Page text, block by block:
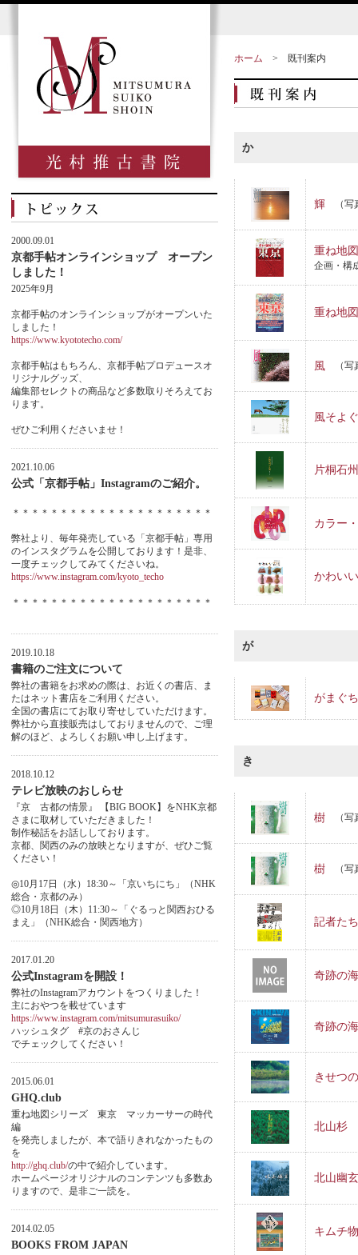
ホーム > 既刊案内
か
輝 （
重ね地
企画・構
重ね地
風 （
風そよ
片桐石
カラー
かわい
が
がまぐ
き
樹 （
樹 （
記者た
奇跡の海
奇跡の
きせつ
北山杉
北山幽
キムチ
2000.09.01
京都手帖オンラインショップ オープン
しました！
2025年9月
京都手帖のオンラインショップがオープンいた
しました！
https://www.kyototecho.com/
京都手帖はもちろん、京都手帖プロデュースオ
リジナルグッズ、
編集部セレクトの商品など多数取りそろえてお
ります。
ぜひご利用くださいませ！
2021.10.06
公式「京都手帖」Instagramのご紹介。
＊＊＊＊＊＊＊＊＊＊＊＊＊＊＊＊＊＊＊＊＊
弊社より、毎年発売している「京都手帖」専用
のインスタグラムを公開しております！是非、
一度チェックしてみてくださいね。
https://www.instagram.com/kyoto_techo
＊＊＊＊＊＊＊＊＊＊＊＊＊＊＊＊＊＊＊＊＊
2019.10.18
書籍のご注文について
弊社の書籍をお求めの際は、お近くの書店、ま
たはネット書店をご利用ください。
全国の書店にてお取り寄せしていただけます。
弊社から直接販売はしておりませんので、ご理
解のほど、よろしくお願い申し上げます。
2018.10.12
テレビ放映のおしらせ
『京 古都の情景』 【BIG BOOK】をNHK京都
さまに取材していただきました！
制作秘話をお話ししております。
京都、関西のみの放映となりますが、ぜひご覧
ください！
◎10月17日（水）18:30～「京いちにち」（NHK
総合・京都のみ）
◎10月18日（木）11:30～「ぐるっと関西おひる
まえ」（NHK総合・関西地方）
2017.01.20
公式Instagramを開設！
弊社のInstagramアカウントをつくりました！
主におやつを載せています
https://www.instagram.com/mitsumurasuiko/
ハッシュタグ #京のおさんじ
でチェックしてください！
2015.06.01
GHQ.club
重ね地図シリーズ 東京 マッカーサーの時代
編
を発売しましたが、本で語りきれなかったもの
を
http://ghq.club/の中で紹介しています。
ホームページオリジナルのコンテンツも多数あ
りますので、是非ご一読を。
2014.02.05
BOOKS FROM JAPAN